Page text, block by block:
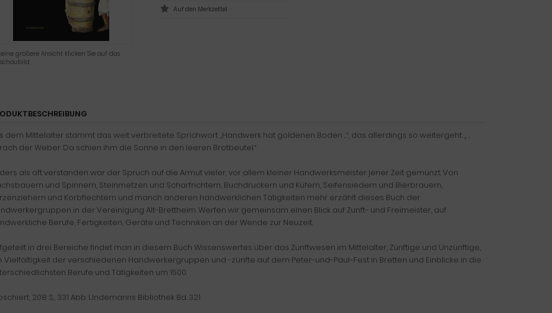
eine größere Ansicht klicken Sie auf das
dem Mittelalter stammt das weit verbreitete Sprichwort „Handwerk hat goldenen Boden ...“, das allerdings so weitergeht: „ ...
der Weber. Da schien ihm die Sonne in den leeren Brotbeutel.“
als oft verstanden war der Spruch auf die Armut vieler, vor allem kleiner Handwerksmeister jener Zeit gemünzt. Von
und Spinnern, Steinmetzen und Scharfrichtern, Buchdruckern und Küfern, Seifensiedern und Bierbrauern,
und Korbflechtern und manch anderen handwerklichen Tätigkeiten mehr erzählt dieses Buch der
in der Vereinigung Alt-Brettheim. Werfen wir gemeinsam einen Blick auf Zunft- und Freimeister, auf
Berufe, Fertigkeiten, Geräte und Techniken an der Wende zur Neuzeit.
in drei Bereiche findet man in diesem Buch Wissenswertes über das Zunftwesen im Mittelalter, Zünftige und Unzünftige,
Vielfältigkeit der verschiedenen Handwerkergruppen und -zünfte auf dem Peter-und-Paul-Fest in Bretten und Einblicke in die
Berufe und Tätigkeiten um 1500.
208 S., 331 Abb. LIndemanns Bibliothek Bd. 321